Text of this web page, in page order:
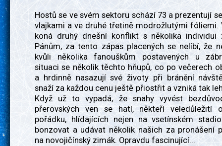
Hostů se ve svém sektoru schází 73 a prezentují
vlajkami a ve druhé třetině modrožlutými fóliemi.
koná druhý dnešní konflikt s několika individui
Pánům, za tento zápas placených se nelíbí, že
kvůli několika fanouškům postavených u
situaci se několik těchto hňupů, co po večerech
a hrdinně nasazují své životy při bránění
snaží za každou cenu ještě přiostřit a vzniká tak
Když už to vypadá, že snahy vyvést
přerovských ven se hatí, někteří veledůležití
pořádku, hlídajících nejen na vsetínském
bonzovat a udávat několik našich za pronášení
na novojičínský zimák. Opravdu fascinující...